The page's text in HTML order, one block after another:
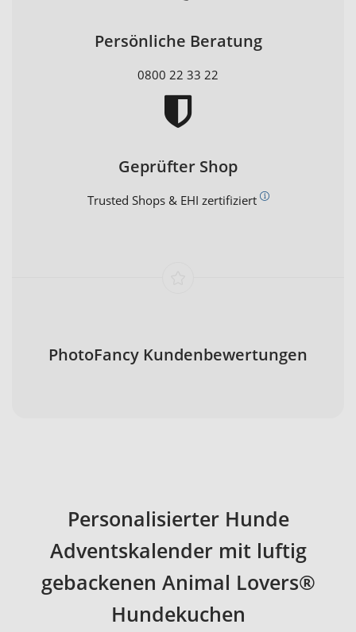
Persönliche Beratung
0800 22 33 22
Geprüfter Shop
Trusted Shops & EHI zertifiziert
PhotoFancy Kundenbewertungen
Personalisierter Hunde
Adventskalender mit luftig
gebackenen Animal Lovers®
Hundekuchen